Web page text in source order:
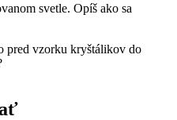
svetle. Opíš ako sa
pred vzorku kryštálikov do